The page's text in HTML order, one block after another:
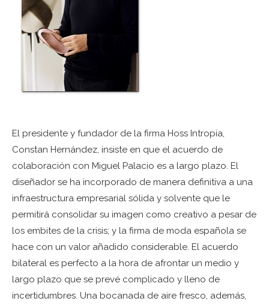
El presidente y fundador de la firma Hoss Intropia,
Constan Hernández, insiste en que el acuerdo de
colaboración con Miguel Palacio es a largo plazo. El
diseñador se ha incorporado de manera definitiva a una
infraestructura empresarial sólida y solvente que le
permitirá consolidar su imagen como creativo a pesar de
los embites de la crisis; y la firma de moda española se
hace con un valor añadido considerable. El acuerdo
bilateral es perfecto a la hora de afrontar un medio y
largo plazo que se prevé complicado y lleno de
incertidumbres. Una bocanada de aire fresco, además,